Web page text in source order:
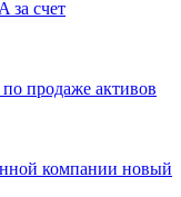
за счет
продаже активов
компании новый